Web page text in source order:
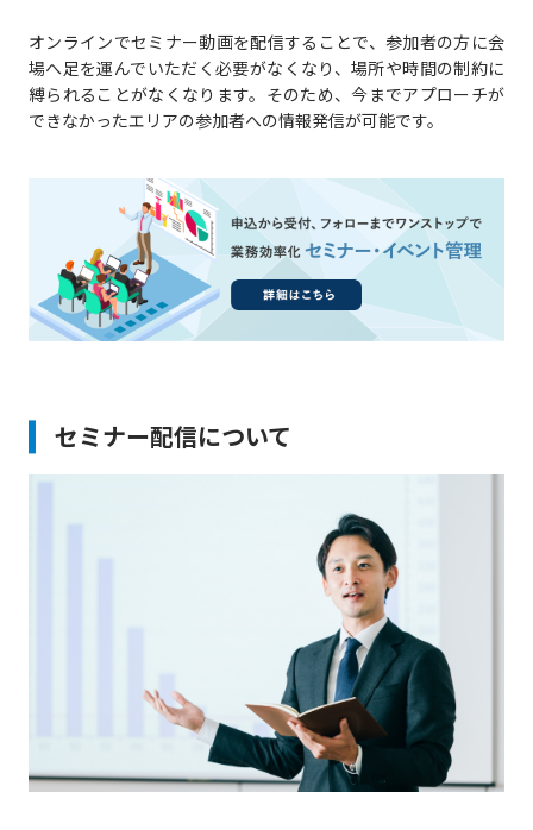
オンラインでセミナー動画を配信することで、参加者の方に会
場へ足を運んでいただく必要がなくなり、場所や時間の制約に
縛られることがなくなります。そのため、今までアプローチが
できなかったエリアの参加者への情報発信が可能です。
セミナー配信について